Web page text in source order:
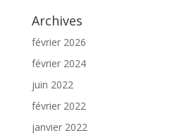
Archives
février 2026
février 2024
juin 2022
février 2022
janvier 2022